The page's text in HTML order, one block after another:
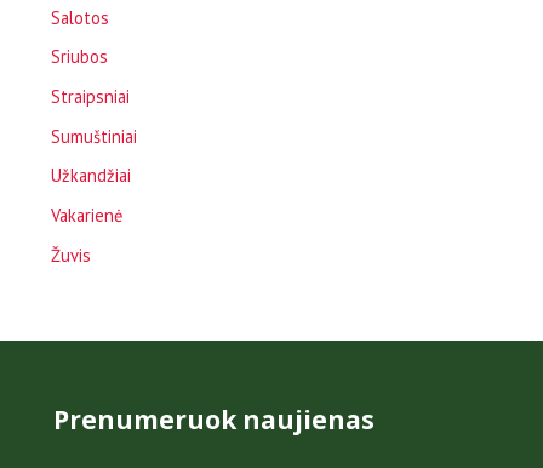
Salotos
Sriubos
Straipsniai
Sumuštiniai
Užkandžiai
Vakarienė
Žuvis
Prenumeruok naujienas